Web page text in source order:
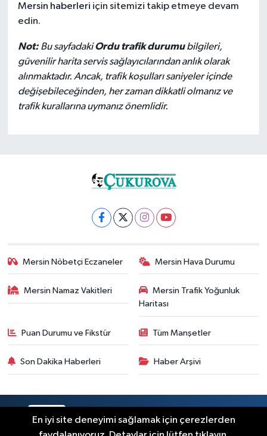
Mersin haberleri için sitemizi takip etmeye devam
edin.
Not:Bu sayfadakiOrdu trafik durumubilgileri,
güvenilir harita servis sağlayıcılarından anlık olarak
alınmaktadır. Ancak, trafik koşulları saniyeler içinde
değişebileceğinden, her zaman dikkatli olmanız ve
trafik kurallarına uymanız önemlidir.
Mersin Nöbetçi Eczaneler Mersin Hava Durumu
Mersin Namaz Vakitleri
Mersin Trafik Yoğunluk
Haritası
Puan Durumu ve Fikstür Tüm Manşetler
Son Dakika Haberleri Haber Arşivi
En iyi site deneyimi sağlamak için çerezlerden